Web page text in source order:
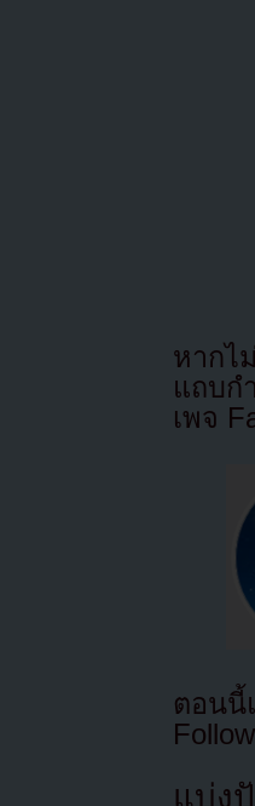
หากไ
แถบก
เพจ
ตอนนี้
แบ่ง